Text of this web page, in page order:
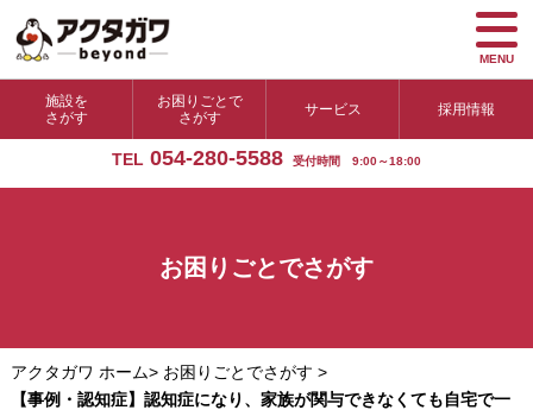
施設を
さがす
お困りごとで
さがす
サービス 採用情報
TEL 054-280-5588 受付時間 9:00～18:00
MENU
お困りごとでさがす
アクタガワ ホーム> お困りごとでさがす >
【事例・認知症】認知症になり、家族が関与できなくても自宅で一